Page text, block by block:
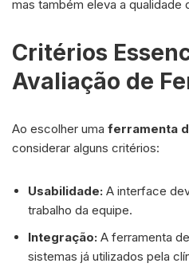
mas também eleva a qualidade
Critérios
Avaliação de
Ao escolher uma ferramenta
considerar alguns critérios:
Usabilidade: A interface
trabalho da equipe.
Integração: A ferramenta
sistemas já utilizados pela